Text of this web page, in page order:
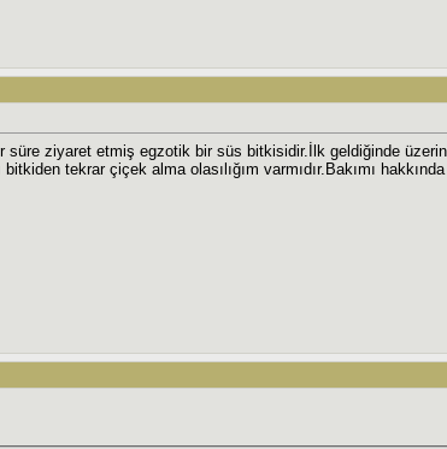
süre ziyaret etmiş egzotik bir süs bitkisidir.İlk geldiğinde
tekrar çiçek alma olasılığım varmıdır.Bakımı